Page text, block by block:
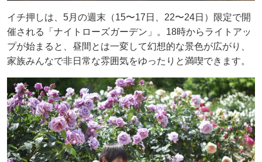
イチ押しは、5月の週末（15〜17日、22〜24日）限定で開
催される「ナイトローズガーデン」。18時からライトアッ
プが始まると、昼間とは一変して幻想的な景色が広がり、
家族みんなで非日常な雰囲気をゆったりと満喫できます。